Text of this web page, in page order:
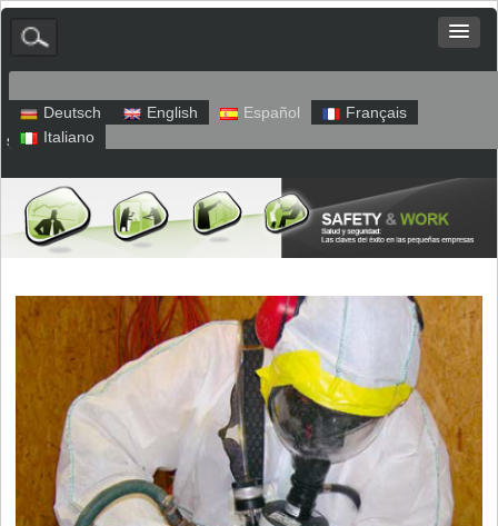
Deutsch English Español
Français
Italiano
sitio web Aviso legal